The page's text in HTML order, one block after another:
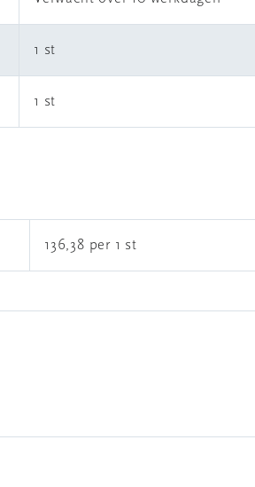
1 st
1 st
136,38 per 1 st